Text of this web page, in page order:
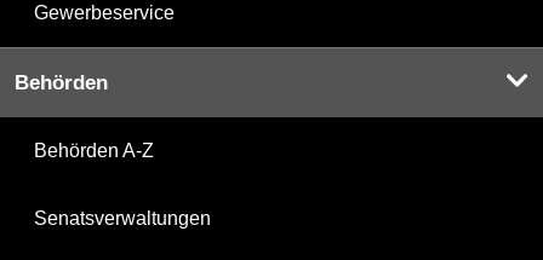
Gewerbeservice
Behörden
Behörden A-Z
Senatsverwaltungen